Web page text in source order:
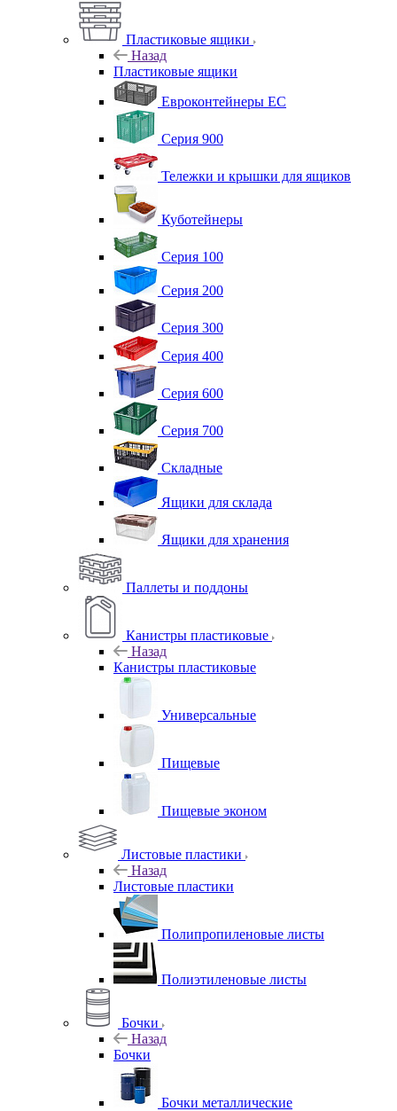
Пластиковые ящики
Назад
Пластиковые ящики
Евроконтейнеры ЕС
Серия 900
Тележки и крышки для ящиков
Куботейнеры
Серия 100
Серия 200
Серия 300
Серия 400
Серия 600
Серия 700
Складные
Ящики для склада
Ящики для хранения
Паллеты и поддоны
Канистры пластиковые
Назад
Канистры пластиковые
Универсальные
Пищевые
Пищевые эконом
Листовые пластики
Назад
Листовые пластики
Полипропиленовые листы
Полиэтиленовые листы
Бочки
Назад
Бочки
Бочки металлические